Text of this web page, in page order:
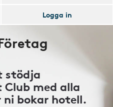
Logga in
stödja
med alla
ni bokar hotell.